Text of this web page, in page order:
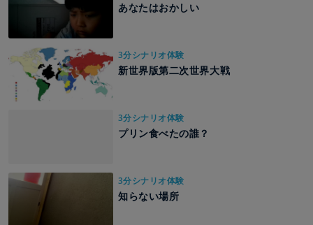
あなたはおかしい
3分シナリオ体験
新世界版第二次世界大戦
3分シナリオ体験
プリン食べたの誰？
3分シナリオ体験
知らない場所